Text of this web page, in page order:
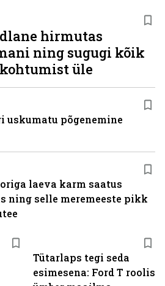
Tütarlaps tegi seda
esimesena: Ford T roolis
hirmutas
ning sugugi kõik
üle
uskumatu põgenemine
laeva karm saatus
ning selle meremeeste pikk